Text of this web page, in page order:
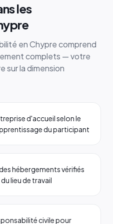
les
en Chypre comprend
complets — votre
sur la dimension
d'accueil selon le
du participant
hébergements vérifiés
lieu de travail
civile pour